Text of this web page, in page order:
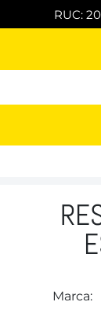
RUC:
Marca: